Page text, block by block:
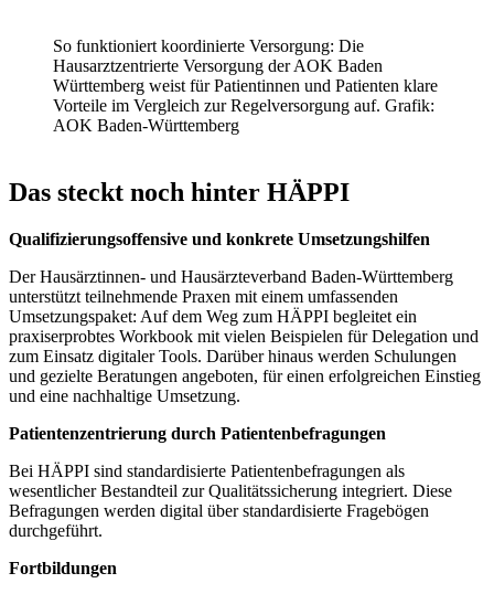
So funktioniert koordinierte Versorgung: Die
Hausarztzentrierte Versorgung der AOK Baden
Württemberg weist für Patientinnen und Patienten klare
Vorteile im Vergleich zur Regelversorgung auf. Grafik:
AOK Baden-Württemberg
Das steckt noch hinter HÄPPI
Qualifizierungsoffensive und konkrete Umsetzungshilfen
Der Hausärztinnen- und Hausärzteverband Baden-Württemberg
unterstützt teilnehmende Praxen mit einem umfassenden
Umsetzungspaket: Auf dem Weg zum HÄPPI begleitet ein
praxiserprobtes Workbook mit vielen Beispielen für Delegation und
zum Einsatz digitaler Tools. Darüber hinaus werden Schulungen
und gezielte Beratungen angeboten, für einen erfolgreichen Einstieg
und eine nachhaltige Umsetzung.
Patientenzentrierung durch Patientenbefragungen
Bei HÄPPI sind standardisierte Patientenbefragungen als
wesentlicher Bestandteil zur Qualitätssicherung integriert. Diese
Befragungen werden digital über standardisierte Fragebögen
durchgeführt.
Fortbildungen